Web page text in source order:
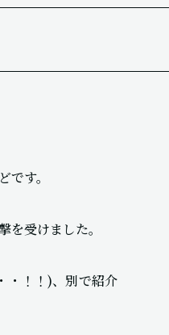
す。
受けました。
・！！)、別で紹介